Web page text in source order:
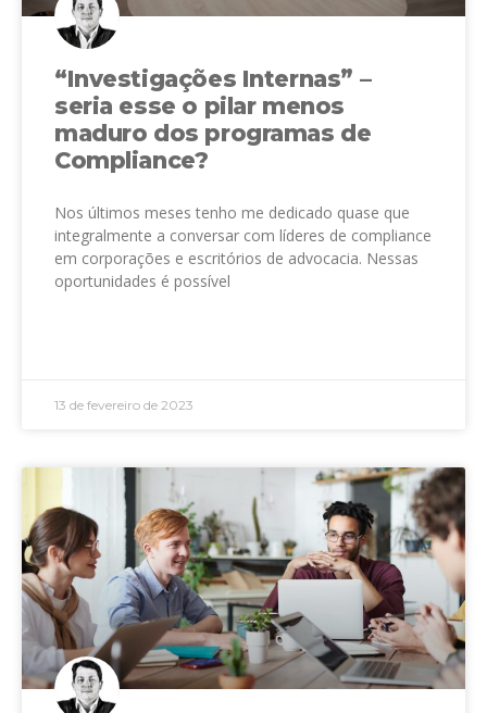
“Investigações Internas” –
seria esse o pilar menos
maduro dos programas de
Compliance?
Nos últimos meses tenho me dedicado quase que
integralmente a conversar com líderes de compliance
em corporações e escritórios de advocacia. Nessas
oportunidades é possível
13 de fevereiro de 2023